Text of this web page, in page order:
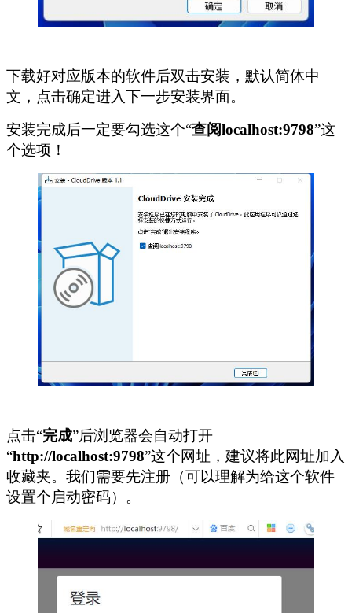
下载好对应版本的软件后双击安装，默认简体中
文，点击确定进入下一步安装界面。
安装完成后一定要勾选这个“查阅localhost:9798”这
个选项！
点击“完成”后浏览器会自动打开
“http://localhost:9798”这个网址，建议将此网址加入
收藏夹。我们需要先注册（可以理解为给这个软件
设置个启动密码）。